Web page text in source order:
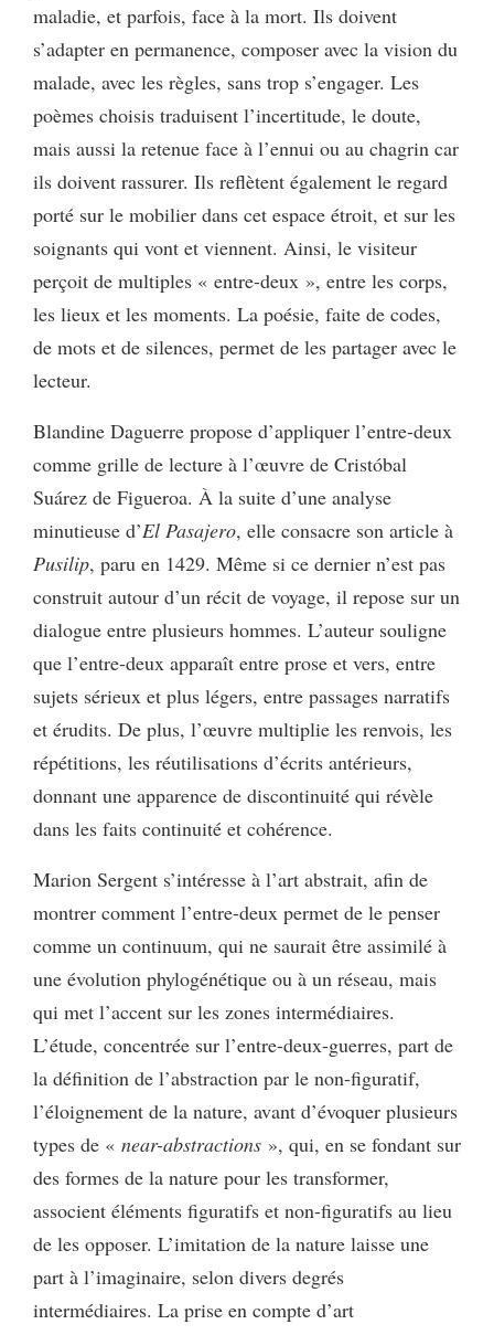
maladie, et parfois, face à la mort. Ils doivent
s’adapter en permanence, composer avec la vision du
malade, avec les règles, sans trop s’engager. Les
poèmes choisis traduisent l’incertitude, le doute,
mais aussi la retenue face à l’ennui ou au chagrin car
ils doivent rassurer. Ils reflètent également le regard
porté sur le mobilier dans cet espace étroit, et sur les
soignants qui vont et viennent. Ainsi, le visiteur
perçoit de multiples « entre-deux », entre les corps,
les lieux et les moments. La poésie, faite de codes,
de mots et de silences, permet de les partager avec le
lecteur.
Blandine Daguerre propose d’appliquer l’entre-deux
comme grille de lecture à l’œuvre de Cristóbal
Suárez de Figueroa. À la suite d’une analyse
minutieuse d’El Pasajero, elle consacre son article à
Pusilip, paru en 1429. Même si ce dernier n’est pas
construit autour d’un récit de voyage, il repose sur un
dialogue entre plusieurs hommes. L’auteur souligne
que l’entre-deux apparaît entre prose et vers, entre
sujets sérieux et plus légers, entre passages narratifs
et érudits. De plus, l’œuvre multiplie les renvois, les
répétitions, les réutilisations d’écrits antérieurs,
donnant une apparence de discontinuité qui révèle
dans les faits continuité et cohérence.
Marion Sergent s’intéresse à l’art abstrait, afin de
montrer comment l’entre-deux permet de le penser
comme un continuum, qui ne saurait être assimilé à
une évolution phylogénétique ou à un réseau, mais
qui met l’accent sur les zones intermédiaires.
L’étude, concentrée sur l’entre-deux-guerres, part de
la définition de l’abstraction par le non-figuratif,
l’éloignement de la nature, avant d’évoquer plusieurs
types de « near-abstractions », qui, en se fondant sur
des formes de la nature pour les transformer,
associent éléments figuratifs et non-figuratifs au lieu
de les opposer. L’imitation de la nature laisse une
part à l’imaginaire, selon divers degrés
intermédiaires. La prise en compte d’art